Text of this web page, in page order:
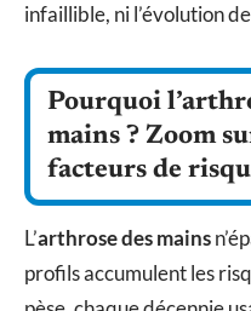
infaillible, ni l’évolution
Pourquoi
mains ? Zoom
facteurs de
L’arthrose des mains
profils accumulent les